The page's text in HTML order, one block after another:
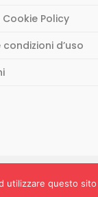
Cookie Policy
condizioni d’uso
Pocket.
utilizzare questo